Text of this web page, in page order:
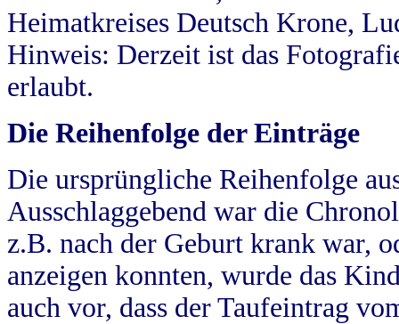
Heimatkreises Deutsch Krone,
Hinweis: Derzeit ist das
erlaubt.
Die Reihenfolge der Einträge
Die ursprüngliche Reihenfolge
Ausschlaggebend war die
z.B. nach der Geburt krank war,
anzeigen konnten, wurde das
auch vor, dass der Taufeintrag